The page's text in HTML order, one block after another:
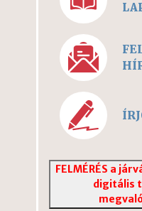
FELMÉRÉS a
digitális